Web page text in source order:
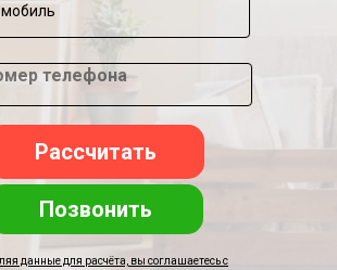
телефона
Рассчитать
данные для расчёта, вы соглашаетесь с
Позвонить